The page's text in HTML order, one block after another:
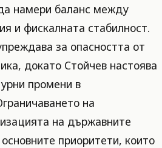
намери баланс между
и фискалната стабилност.
за опасността от
докато Стойчев настоява
промени в
на
на държавните
приоритети, които